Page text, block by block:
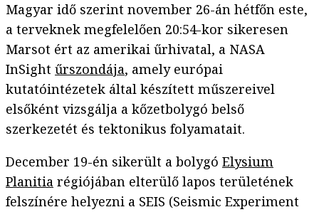
Magyar idő szerint november 26-án hétfőn este,
a terveknek megfelelően 20:54-kor sikeresen
Marsot ért az amerikai űrhivatal, a NASA
InSight űrszondája, amely európai
kutatóintézetek által készített műszereivel
elsőként vizsgálja a kőzetbolygó belső
szerkezetét és tektonikus folyamatait.
December 19-én sikerült a bolygó Elysium
Planitia régiójában elterülő lapos területének
felszínére helyezni a SEIS (Seismic Experiment